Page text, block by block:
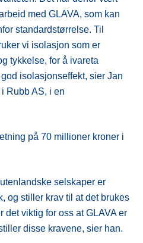
med GLAVA, som kan
standardstørrelse. Til
vi isolasjon som er
tykkelse, for å ivareta
isolasjonseffekt, sier Jan
Rubb AS, i en
på 70 millioner kroner i
selskaper er
og stiller krav til at det brukes
det viktig for oss at GLAVA er
disse kravene, sier han.